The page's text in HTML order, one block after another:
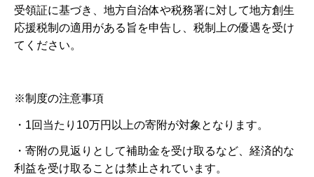
受領証に基づき、地方自治体や税務署に対して地方創生
応援税制の適用がある旨を申告し、税制上の優遇を受け
てください。
※制度の注意事項
・1回当たり10万円以上の寄附が対象となります。
・寄附の見返りとして補助金を受け取るなど、経済的な
利益を受け取ることは禁止されています。